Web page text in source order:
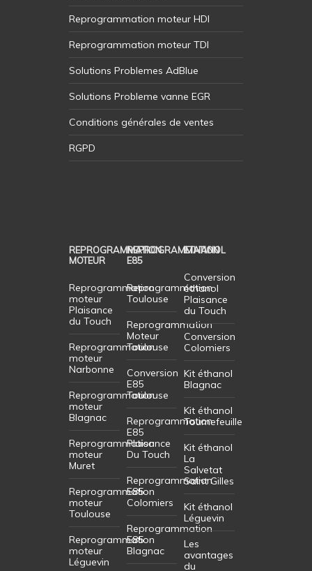
Reprogrammation moteur HDI
Reprogrammation moteur TDI
Solutions Problemes AdBlue
Solutions Probleme vanne EGR
Conditions générales de ventes
RGPD
REPROGRAMMATION
MOTEUR
Reprogrammation
moteur
Plaisance
du Touch
Reprogrammation
moteur
Narbonne
Reprogrammation
moteur
Blagnac
Reprogrammation
moteur
Muret
Reprogrammation
moteur
Toulouse
Reprogrammation
moteur
Léguevin
REPROGRAMMATION
E85
Reprogrammation
Toulouse
Reprogrammation
Moteur
Toulouse
Conversion
E85
Toulouse
Reprogrammation
E85
Plaisance
Du Touch
Reprogrammation
E85
Colomiers
Reprogrammation
E85
Blagnac
ETHANOL
Conversion
éthanol
Plaisance
du Touch
Conversion
Colomiers
Kit éthanol
Blagnac
Kit éthanol
Tournefeuille
Kit éthanol
La
Salvetat
Saint Gilles
Kit éthanol
Léguevin
Les
avantages
du